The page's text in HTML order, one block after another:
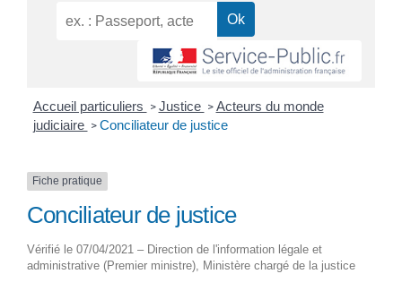
Accueil particuliers > Justice > Acteurs du monde
judiciaire > Conciliateur de justice
Fiche pratique
Conciliateur de justice
Vérifié le 07/04/2021 – Direction de l'information légale et
administrative (Premier ministre), Ministère chargé de la justice